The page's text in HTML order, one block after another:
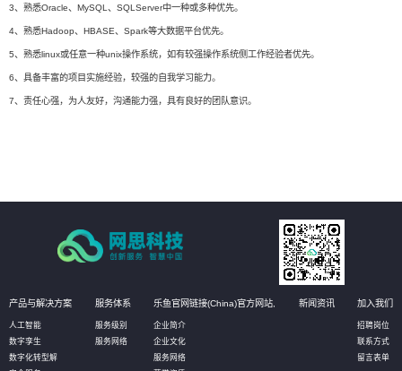
3、熟悉Oracle、MySQL、SQLServer中一种或多种优先。
4、熟悉Hadoop、HBASE、Spark等大数据平台优先。
5、熟悉linux或任意一种unix操作系统，如有较强操作系统侧工作经验者优先。
6、具备丰富的项目实施经验，较强的自我学习能力。
7、责任心强，为人友好，沟通能力强，具有良好的团队意识。
产品与解决方案
人工智能
数字孪生
数字化转型解
服务体系
服务级别
服务网络
乐鱼官网链接(China)官方网站,
企业简介
企业文化
服务网络
新闻资讯 加入我们
招聘岗位
联系方式
留言表单